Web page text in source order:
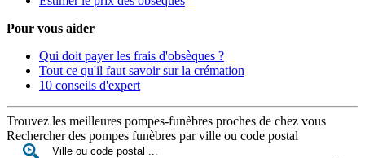
Pour vous aider
Qui doit payer les frais d'obsèques ?
Tout ce qu'il faut savoir sur la crémation
10 conseils d'expert
Trouvez les meilleures pompes-funèbres proches de chez vous
Rechercher des pompes funèbres par ville ou code postal